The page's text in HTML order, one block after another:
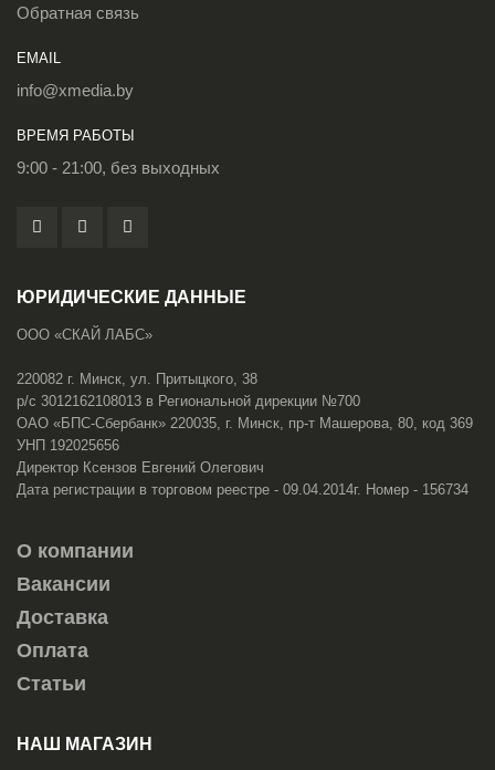
Обратная связь
EMAIL
info@xmedia.by
ВРЕМЯ РАБОТЫ
9:00 - 21:00, без выходных
ЮРИДИЧЕСКИЕ ДАННЫЕ
ООО «СКАЙ ЛАБС»
220082 г. Минск, ул. Притыцкого, 38
р/с 3012162108013 в Региональной дирекции №700
ОАО «БПС-Сбербанк» 220035, г. Минск, пр-т Машерова, 80, код 369
УНП 192025656
Директор Ксензов Евгений Олегович
Дата регистрации в торговом реестре - 09.04.2014г. Номер - 156734
О компании
Вакансии
Доставка
Оплата
Статьи
НАШ МАГАЗИН